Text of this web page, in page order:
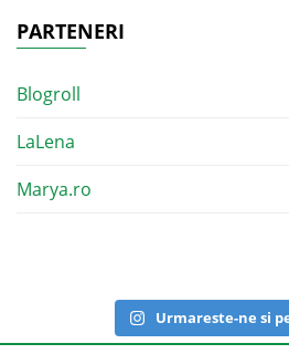
PARTENERI
Blogroll
LaLena
Marya.ro
Urmareste-ne si